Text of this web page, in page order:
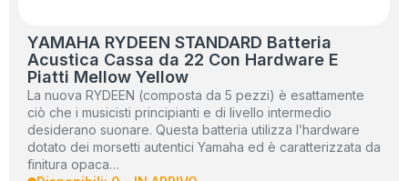
YAMAHA RYDEEN STANDARD Batteria
Acustica Cassa da 22 Con Hardware E
Piatti Mellow Yellow
La nuova RYDEEN (composta da 5 pezzi) è esattamente
ciò che i musicisti principianti e di livello intermedio
desiderano suonare. Questa batteria utilizza l’hardware
dotato dei morsetti autentici Yamaha ed è caratterizzata da
finitura opaca…